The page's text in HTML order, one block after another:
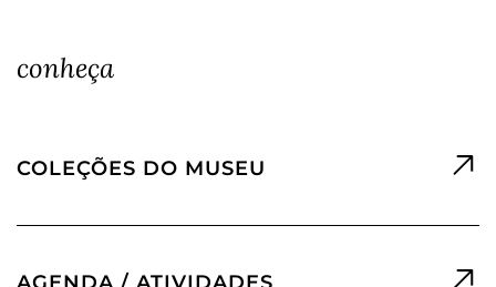
conheça
COLEÇÕES DO MUSEU